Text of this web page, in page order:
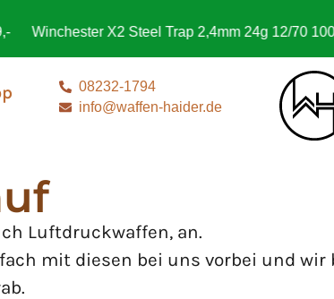
Winchester X2 Steel Trap 2,4mm 24g 12/70 1000
08232-1794
info@waffen-haider.de
Luftdruckwaffen, an.
mit diesen bei uns vorbei und wir